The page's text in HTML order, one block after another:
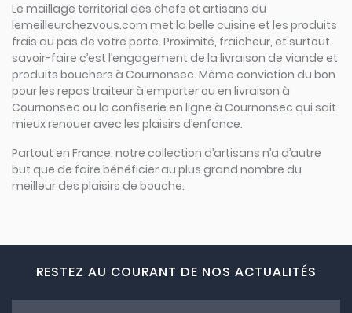
Le maillage territorial des chefs et artisans du
lemeilleurchezvous.com met la belle cuisine et les produits
frais au pas de votre porte. Proximité, fraicheur, et surtout
savoir-faire c’est l’engagement de la livraison de viande et
produits bouchers à Cournonsec. Même conviction du bon
pour les repas traiteur à emporter ou en livraison à
Cournonsec ou la confiserie en ligne à Cournonsec qui sait
mieux renouer avec les plaisirs d’enfance.
Partout en France, notre collection d’artisans n’a d’autre
but que de faire bénéficier au plus grand nombre du
meilleur des plaisirs de bouche.
RESTEZ AU COURANT DE NOS ACTUALITÉS